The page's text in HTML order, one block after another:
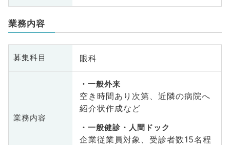
業務内容
募集科目 眼科
業務内容
一般外来
空き時間あり次第、近隣の病院へ
紹介状作成など
一般健診・人間ドック
企業従業員対象、受診者数15名程